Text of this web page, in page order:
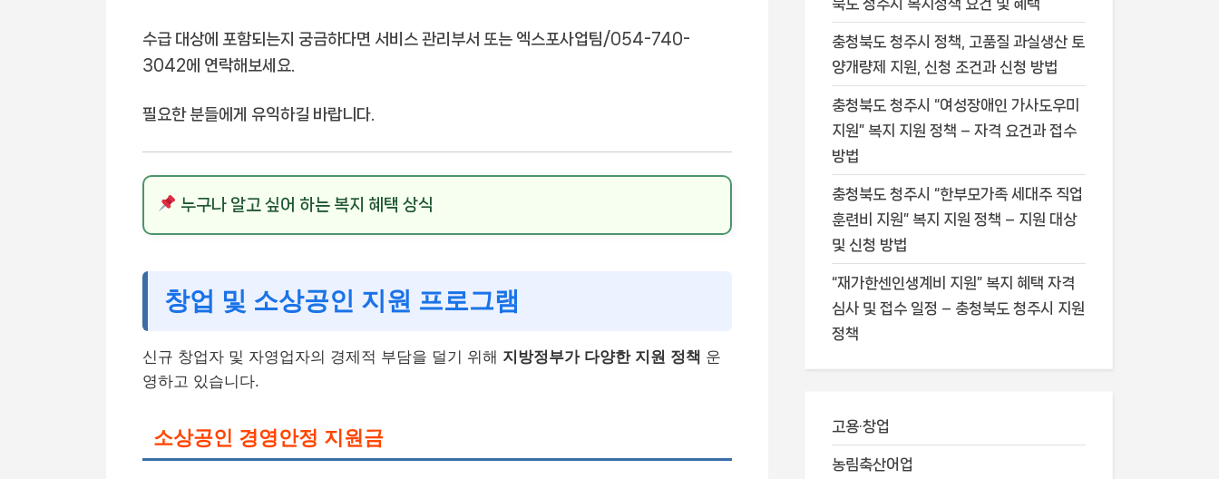
수급 대상에 포함되는지 궁금하다면 서비스 관리부서 또는 엑스포사업팀/054-740-
3042에 연락해보세요.
필요한 분들에게 유익하길 바랍니다.
누구나 알고 싶어 하는 복지 혜택 상식
창업 및 소상공인 지원 프로그램
신규 창업자 및 자영업자의 경제적 부담을 덜기 위해 지방정부가 다양한 지원 정책 운
영하고 있습니다.
소상공인 경영안정 지원금
북도 청주시 복지정책 요건 및 혜택
충청북도 청주시 정책, 고품질 과실생산 토
양개량제 지원, 신청 조건과 신청 방법
충청북도 청주시 “여성장애인 가사도우미
지원” 복지 지원 정책 – 자격 요건과 접수
방법
충청북도 청주시 “한부모가족 세대주 직업
훈련비 지원” 복지 지원 정책 – 지원 대상
및 신청 방법
“재가한센인생계비 지원” 복지 혜택 자격
심사 및 접수 일정 – 충청북도 청주시 지원
정책
고용·창업
농림축산어업